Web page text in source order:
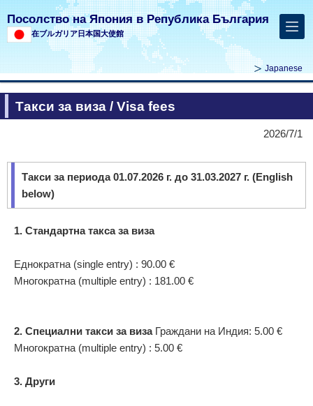
Посолство на Япония в Република България
在ブルガリア日本国大使館
Japanese
Такси за виза / Visa fees
2026/7/1
Такси за периода 01.07.2026 г. до 31.03.2027 г. (English
below)
1. Стандартна такса за виза
Еднократна (single entry) : 90.00 €
Многократна (multiple entry) : 181.00 €
2. Специални такси за визаГраждани на Индия: 5.00 €
Многократна (multiple entry) : 5.00 €
3. Други